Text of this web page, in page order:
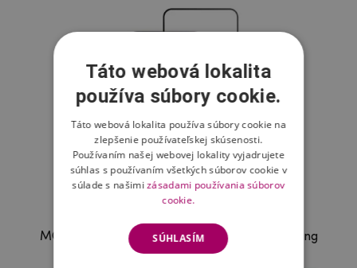
MCL celoplošné tvrdené sklo na mobil Samsung
Galaxy M31s
Táto webová lokalita
používa súbory cookie.
Táto webová lokalita používa súbory cookie na
zlepšenie používateľskej skúsenosti.
Používaním našej webovej lokality vyjadrujete
súhlas s používaním všetkých súborov cookie v
súlade s našimizásadami používania súborov
cookie.
SÚHLASÍM